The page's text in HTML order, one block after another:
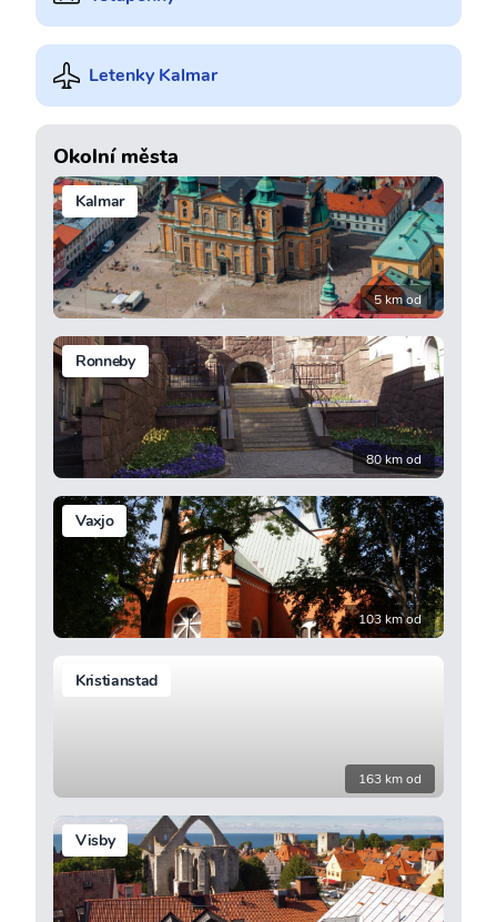
Letenky Kalmar
Okolní města
Kalmar
5 km od
Ronneby
80 km od
Vaxjo
103 km od
Kristianstad
163 km od
Visby